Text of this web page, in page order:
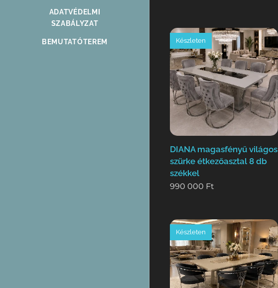
ADATVÉDELMI
SZABÁLYZAT
BEMUTATÓTEREM
DIANA magasfényű világos
szürke étkezőasztal 8 db
székkel
Készleten
990 000 Ft
Készleten